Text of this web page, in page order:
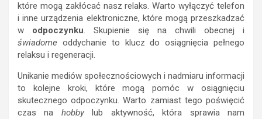
które mogą zakłócać nasz relaks. Warto wyłączyć telefon
i inne urządzenia elektroniczne, które mogą przeszkadzać
w odpoczynku. Skupienie się na chwili obecnej i
świadome oddychanie to klucz do osiągnięcia pełnego
relaksu i regeneracji.
Unikanie mediów społecznościowych i nadmiaru informacji
to kolejne kroki, które mogą pomóc w osiągnięciu
skutecznego odpoczynku. Warto zamiast tego poświęcić
czas na hobbylub aktywność, która sprawia nam